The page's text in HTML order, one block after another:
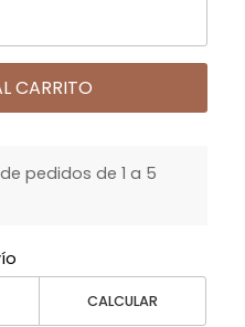
CARRITO
pedidos de 1 a 5
CALCULAR